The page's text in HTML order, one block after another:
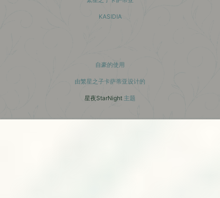
KASIDIA
自豪的使用
由繁星之子卡萨蒂亚设计的
星夜StarNight 主题